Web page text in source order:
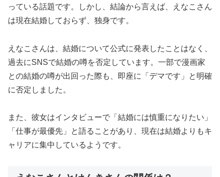
っている話題です。しかし、結論から言えば、えなこさん
は現在結婚しておらず、独身です。
えなこさんは、結婚について公式に発表したことはなく、
過去にSNSで結婚の噂を否定しています。一部で漫画家
との結婚の噂が出回った際も、即座に「デマです」と明確
に否定しました。
また、彼女はインタビューで「結婚には慎重になりたい」
「仕事が最優先」と語ることがあり、現在は結婚よりもキ
ャリアに集中しているようです。